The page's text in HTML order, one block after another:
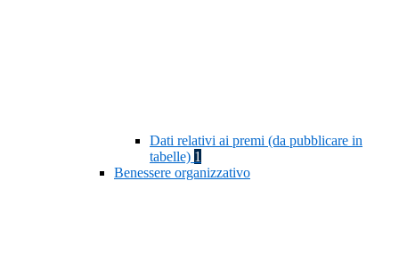
Dati relativi ai premi (da pubblicare in
tabelle) 1
Benessere organizzativo